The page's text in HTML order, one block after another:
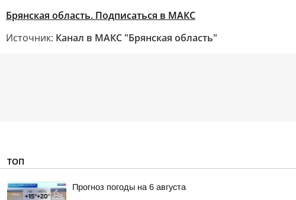
Брянская область. Подписаться в МАКС
Источник: Канал в МАКС "Брянская область"
ТОП
Прогноз погоды на 6 августа